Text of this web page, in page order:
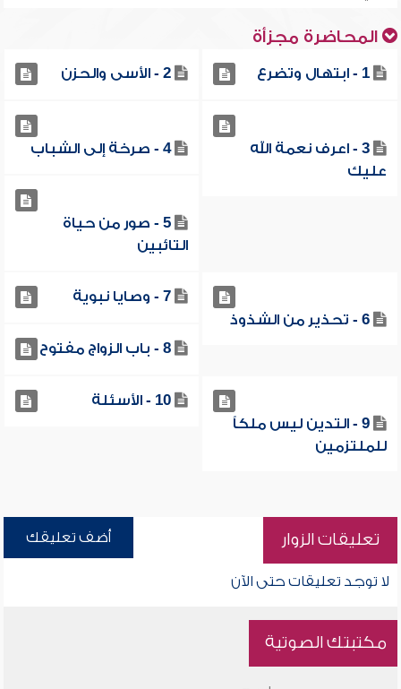
المحاضرة مجزأة
1 - ابتهال وتضرع 2 - الأسى والحزن
3 - اعرف نعمة الله
عليك
4 - صرخة إلى الشباب
5 - صور من حياة
التائبين
6 - تحذير من الشذوذ
7 - وصايا نبوية
8 - باب الزواج مفتوح
9 - التدين ليس ملكاً
للملتزمين
10 - الأسئلة
تعليقات الزوار أضف تعليقك
لا توجد تعليقات حتى الآن
مكتبتك الصوتية